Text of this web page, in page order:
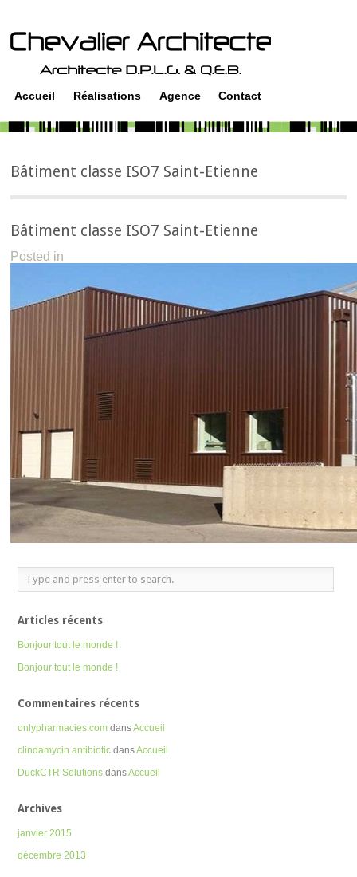
Accueil Réalisations Agence Contact
Bâtiment classe ISO7 Saint-Etienne
Bâtiment classe ISO7 Saint-Etienne
Posted in
Articles récents
Bonjour tout le monde !
Bonjour tout le monde !
Commentaires récents
onlypharmacies.com dansAccueil
clindamycin antibiotic dansAccueil
DuckCTR Solutions dansAccueil
Archives
janvier 2015
décembre 2013